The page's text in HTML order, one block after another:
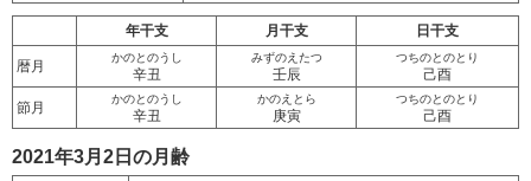
年干支 月干支 日干支
暦月
かのとのうし
辛丑
みずのえたつ
壬辰
つちのとのとり
己酉
節月
かのとのうし
辛丑
かのえとら
庚寅
つちのとのとり
己酉
2021年3月2日の月齢